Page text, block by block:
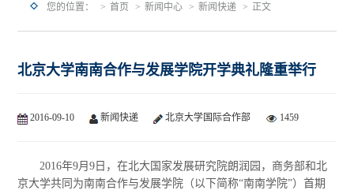
您的位置： 首页 新闻中心 新闻快递 正文
北京大学南南合作与发展学院开学典礼隆重举行
2016-09-10 新闻快递 北京大学国际合作部 1459
2016年9月9日，在北大国家发展研究院朗润园，商务部和北
京大学共同为南南合作与发展学院（以下简称“南南学院”）首期